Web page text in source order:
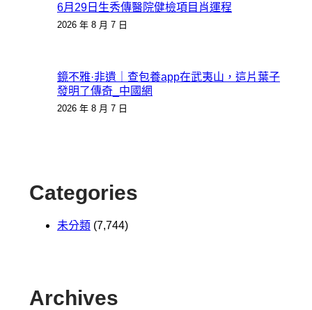
6月29日生秀傳醫院健檢項目肖運程
2026 年 8 月 7 日
鏡不雅·非遺｜查包養app在武夷山，這片葉子
發明了傳奇_中國網
2026 年 8 月 7 日
Categories
未分類 (7,744)
Archives